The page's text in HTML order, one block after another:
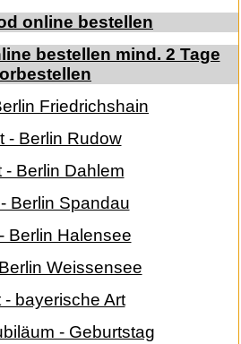
online bestellen
bestellen mind. 2 Tage
Friedrichshain
- Berlin Rudow
- Berlin Dahlem
Berlin Spandau
Berlin Halensee
Weissensee
- bayerische Art
- Geburtstag